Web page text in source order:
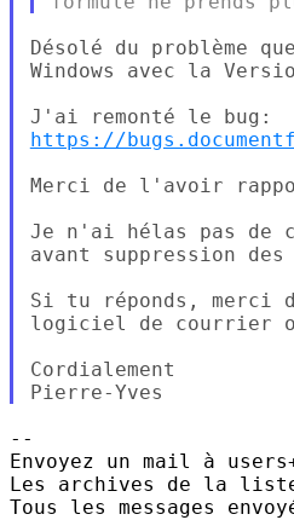
Désolé du problème
Windows avec la
https://
Merci de l'avoir
Je n'ai hélas pas de
avant suppression
Si tu réponds, merci
logiciel de courrier
Cordialement
--
Envoyez un mail à
Les archives de la
Tous les messages